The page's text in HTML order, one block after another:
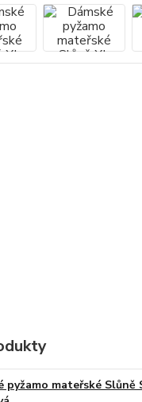
pyžamo mateřské Slůně